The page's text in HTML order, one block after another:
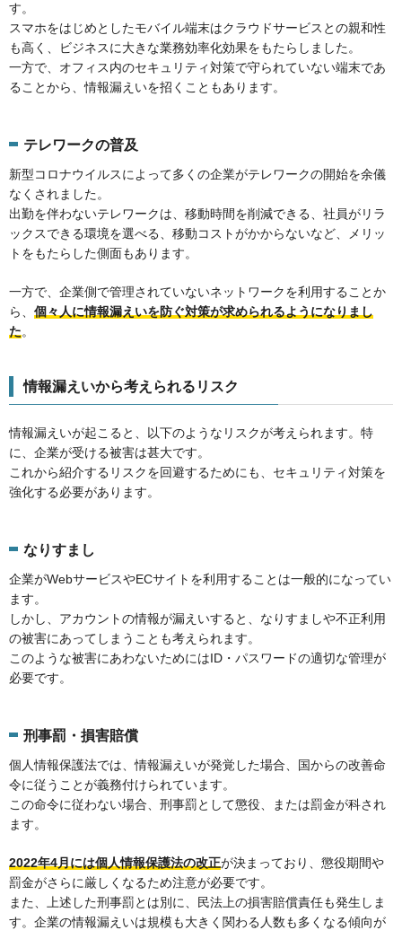
す。
スマホをはじめとしたモバイル端末はクラウドサービスとの親和性
も高く、ビジネスに大きな業務効率化効果をもたらしました。
一方で、オフィス内のセキュリティ対策で守られていない端末であ
ることから、情報漏えいを招くこともあります。
テレワークの普及
新型コロナウイルスによって多くの企業がテレワークの開始を余儀
なくされました。
出勤を伴わないテレワークは、移動時間を削減できる、社員がリラ
ックスできる環境を選べる、移動コストがかからないなど、メリッ
トをもたらした側面もあります。
一方で、企業側で管理されていないネットワークを利用することか
ら、 個々人に情報漏えいを防ぐ対策が求められるようになりまし
た。
情報漏えいから考えられるリスク
情報漏えいが起こると、以下のようなリスクが考えられます。特
に、企業が受ける被害は甚大です。
これから紹介するリスクを回避するためにも、セキュリティ対策を
強化する必要があります。
なりすまし
企業がWebサービスやECサイトを利用することは一般的になってい
ます。
しかし、アカウントの情報が漏えいすると、なりすましや不正利用
の被害にあってしまうことも考えられます。
このような被害にあわないためにはID・パスワードの適切な管理が
必要です。
刑事罰・損害賠償
個人情報保護法では、情報漏えいが発覚した場合、国からの改善命
令に従うことが義務付けられています。
この命令に従わない場合、刑事罰として懲役、または罰金が科され
ます。
2022年4月には個人情報保護法の改正が決まっており、懲役期間や
罰金がさらに厳しくなるため注意が必要です。
また、上述した刑事罰とは別に、民法上の損害賠償責任も発生しま
す。企業の情報漏えいは規模も大きく関わる人数も多くなる傾向が